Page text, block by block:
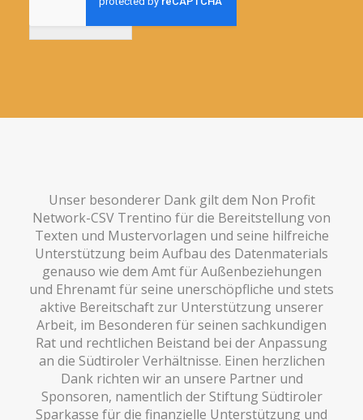
Unser besonderer Dank gilt dem Non Profit
Network-CSV Trentino für die Bereitstellung von
Texten und Mustervorlagen und seine hilfreiche
Unterstützung beim Aufbau des Datenmaterials
genauso wie dem Amt für Außenbeziehungen
und Ehrenamt für seine unerschöpfliche und stets
aktive Bereitschaft zur Unterstützung unserer
Arbeit, im Besonderen für seinen sachkundigen
Rat und rechtlichen Beistand bei der Anpassung
an die Südtiroler Verhältnisse. Einen herzlichen
Dank richten wir an unsere Partner und
Sponsoren, namentlich der Stiftung Südtiroler
Sparkasse für die finanzielle Unterstützung und